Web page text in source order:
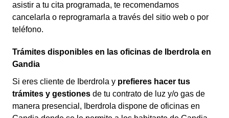
asistir a tu cita programada, te recomendamos
cancelarla o reprogramarla a través del sitio web o por
teléfono.
Trámites disponibles en las oficinas de Iberdrola en
Gandia
Si eres cliente de Iberdrola y prefieres hacer tus
trámites y gestiones de tu contrato de luz y/o gas de
manera presencial, Iberdrola dispone de oficinas en